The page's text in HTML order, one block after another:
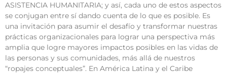
ASISTENCIA HUMANITARIA; y así, cada uno de estos aspectos
se conjugan entre sí dando cuenta de lo que es posible. Es
una invitación para asumir el desafío y transformar nuestras
prácticas organizacionales para lograr una perspectiva más
amplia que logre mayores impactos posibles en las vidas de
las personas y sus comunidades, más allá de nuestros
“ropajes conceptuales”. En América Latina y el Caribe